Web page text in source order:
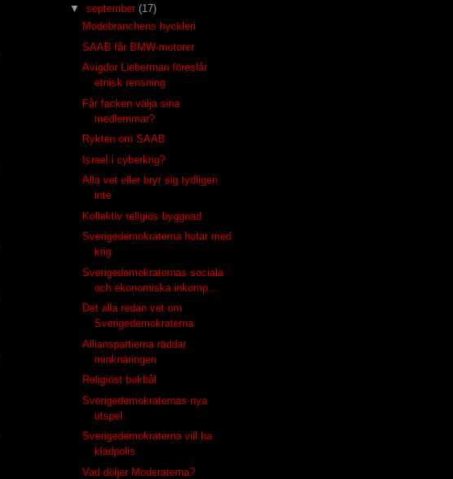
▼ september (17)
Modebranchens hyckleri
SAAB får BMW-motorer
Avigdor Lieberman föreslår
etnisk rensning
Får facken välja sina
medlemmar?
Rykten om SAAB
Israel i cyberkrig?
Alla vet eller bryr sig tydligen
inte
Kollektiv religiös byggnad
Sverigedemokraterna hotar med
krig
Sverigedemokraternas sociala
och ekonomiska inkomp...
Det alla redan vet om
Sverigedemokraterna
Allianspartierna räddar
minknäringen
Religiöst bokbål
Sverigedemokraternas nya
utspel
Sverigedemokraterna vill ha
klädpolis
Vad döljer Moderaterna?